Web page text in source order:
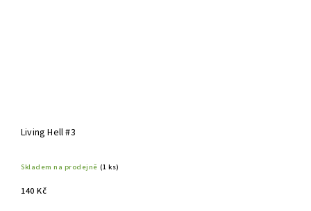
Living Hell #3
Skladem na prodejně (1 ks)
140 Kč